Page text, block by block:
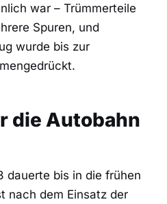
war – Trümmerteile
Spuren, und
wurde bis zur
die Autobahn
dauerte bis in die frühen
nach dem Einsatz der